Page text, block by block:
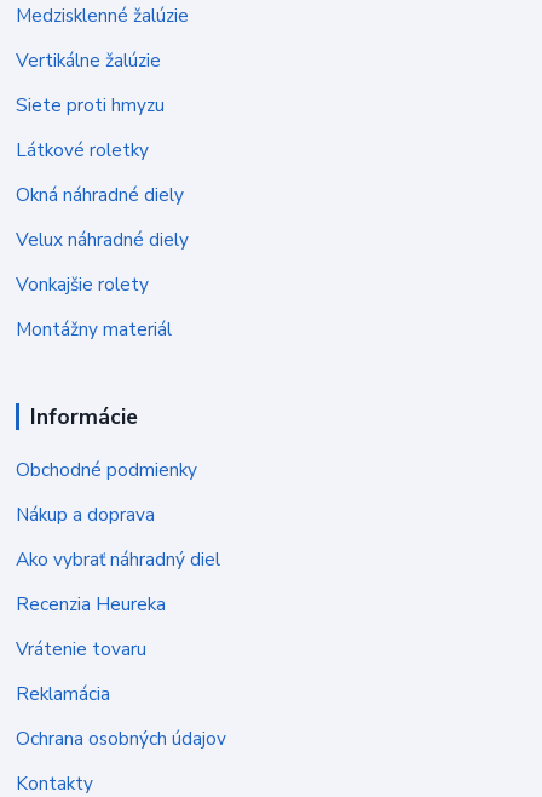
Medzisklenné žalúzie
Vertikálne žalúzie
Siete proti hmyzu
Látkové roletky
Okná náhradné diely
Velux náhradné diely
Vonkajšie rolety
Montážny materiál
Informácie
Obchodné podmienky
Nákup a doprava
Ako vybrať náhradný diel
Recenzia Heureka
Vrátenie tovaru
Reklamácia
Ochrana osobných údajov
Kontakty